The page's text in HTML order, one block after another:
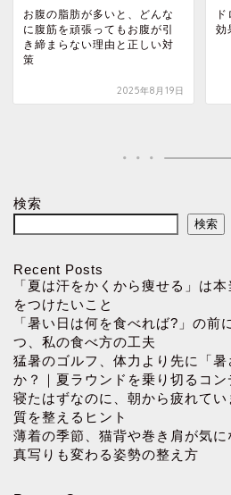
お腹の脂肪が多いと、どんな
に腹筋を頑張ってもお腹が引
き締まらない理由と正しい対
策
2025年8月19日
効
検索
検索
Recent Posts
「夏は汗をかくから痩せる」は
をつけたいこと
「暑い日は何を食べれば?」の前
つ、私の食べ方の工夫
猛暑のゴルフ、体力より先に「
か？｜夏ラウンドを乗り切るコ
寝たはずなのに、朝から疲れて
質を整えるヒント
薄着の季節、猫背や巻き肩が気
真写りも変わる姿勢の整え方